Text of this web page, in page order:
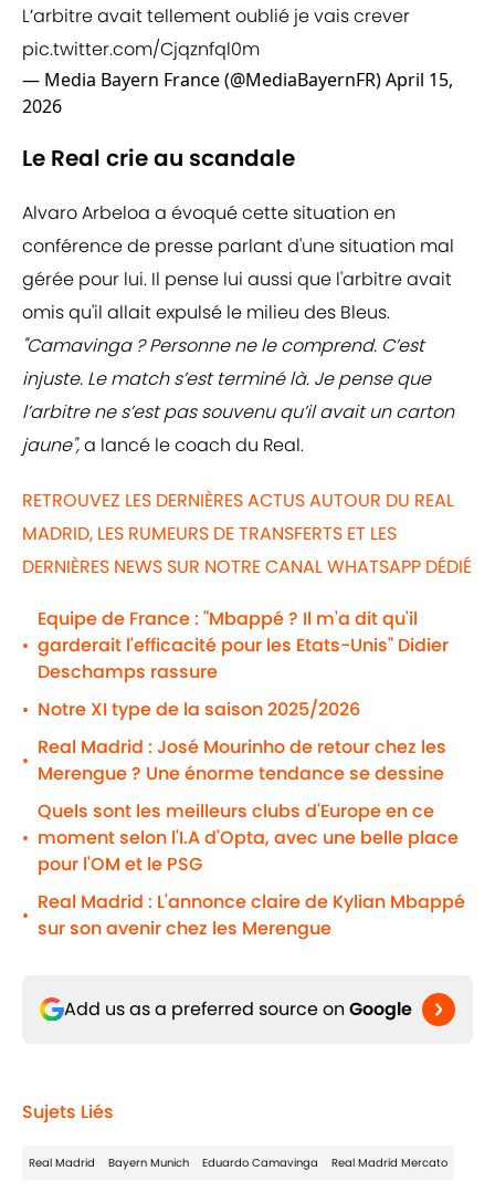
L’arbitre avait tellement oublié je vais crever
pic.twitter.com/Cjqznfql0m
— Media Bayern France (@MediaBayernFR)April 15,
2026
Le Real crie au scandale
Alvaro Arbeloa a évoqué cette situation en
conférence de presse parlant d'une situation mal
gérée pour lui. Il pense lui aussi que l'arbitre avait
omis qu'il allait expulsé le milieu des Bleus.
"Camavinga ? Personne ne le comprend. C’est
injuste. Le match s’est terminé là. Je pense que
l’arbitre ne s’est pas souvenu qu’il avait un carton
jaune",a lancé le coach du Real.
RETROUVEZ LES DERNIÈRES ACTUS AUTOUR DU REAL
MADRID, LES RUMEURS DE TRANSFERTS ET LES
DERNIÈRES NEWS SUR NOTRE CANAL WHATSAPP DÉDIÉ
•
Equipe de France : "Mbappé ? Il m'a dit qu'il
garderait l'efficacité pour les Etats-Unis" Didier
Deschamps rassure
• Notre XI type de la saison 2025/2026
•
Real Madrid : José Mourinho de retour chez les
Merengue ? Une énorme tendance se dessine
•
Quels sont les meilleurs clubs d'Europe en ce
moment selon l'I.A d'Opta, avec une belle place
pour l'OM et le PSG
•
Real Madrid : L'annonce claire de Kylian Mbappé
sur son avenir chez les Merengue
Add us as a preferred source on Google
Sujets Liés
Real Madrid Bayern Munich Eduardo Camavinga Real Madrid Mercato